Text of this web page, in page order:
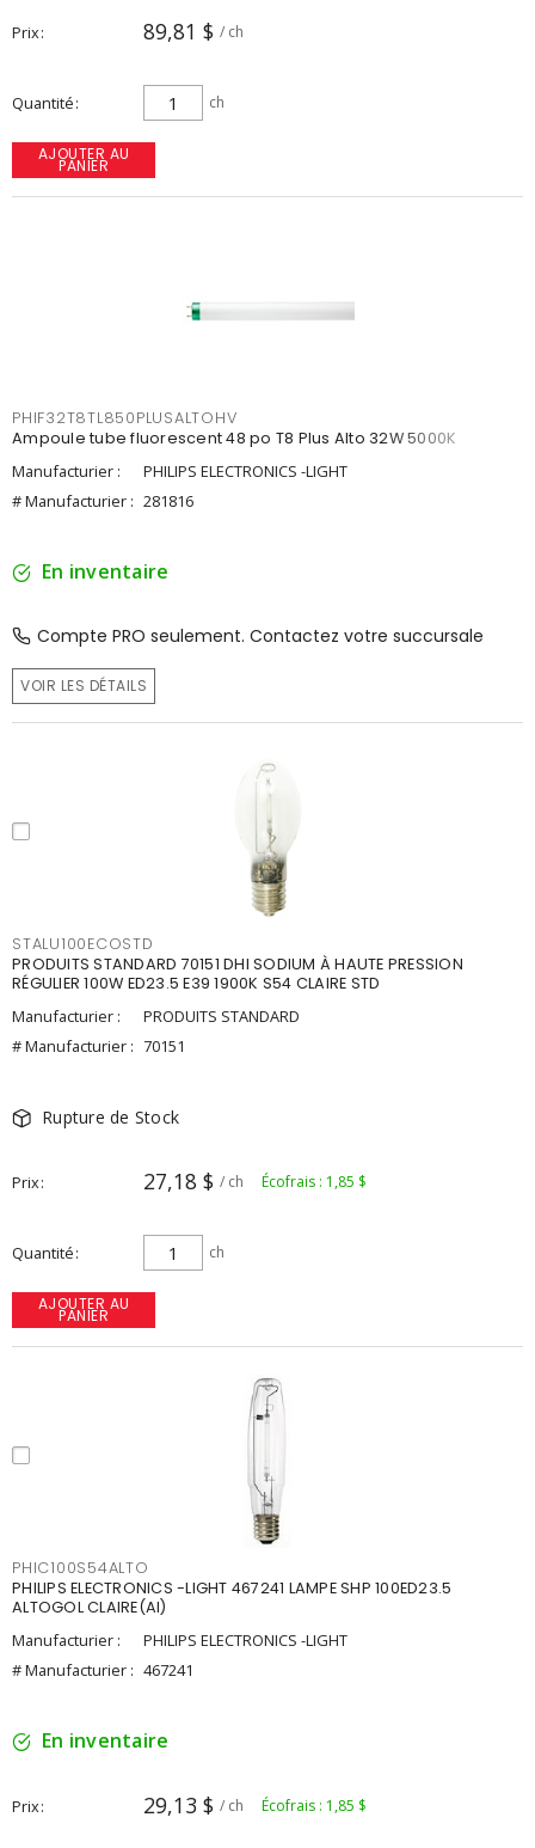
Prix 89,81 $ / ch
Quantité ch
AJOUTER AU
PANIER
PHIF32T8TL850PLUSALTOHV
Ampoule tube fluorescent 48 po T8 Plus Alto 32W 5000K
Manufacturier :
PHILIPS ELECTRONICS -LIGHT
# Manufacturier : 281816
En inventaire
Compte PRO seulement. Contactez votre succursale
VOIR LES DÉTAILS
STALU100ECOSTD
PRODUITS STANDARD 70151 DHI SODIUM À HAUTE PRESSION
RÉGULIER 100W ED23.5 E39 1900K S54 CLAIRE STD
Manufacturier :
PRODUITS STANDARD
# Manufacturier : 70151
Rupture de Stock
Prix 27,18 $ / ch Écofrais : 1,85 $
Quantité ch
AJOUTER AU
PANIER
PHIC100S54ALTO
PHILIPS ELECTRONICS -LIGHT 467241 LAMPE SHP 100ED23.5
ALTOGOL CLAIRE(AI)
Manufacturier :
PHILIPS ELECTRONICS -LIGHT
# Manufacturier : 467241
En inventaire
Prix 29,13 $ / ch Écofrais : 1,85 $